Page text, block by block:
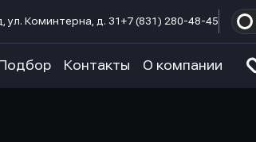
ул. Коминтерна, д. 31 +7 (831) 280-48-45
Контакты О компании